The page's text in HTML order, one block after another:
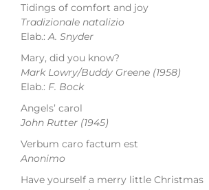
Verbum caro factum est
Anonimo
Have yourself a merry little Christmas
Tidings of comfort and joy
Tradizionale natalizio
Elab.:A. Snyder
Mary, did you know?
Mark Lowry/Buddy Greene (1958)
Elab.: F. Bock
Angels’ carol
John Rutter (1945)